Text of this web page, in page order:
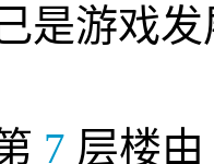
是游戏
7 层楼由